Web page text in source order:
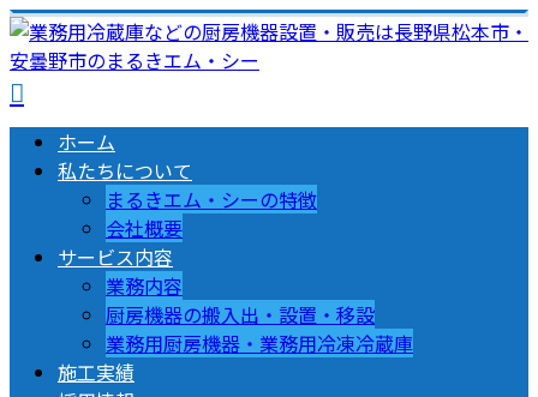
ホーム
私たちについて
まるきエム・シーの特徴
会社概要
サービス内容
業務内容
厨房機器の搬入出・設置・移設
業務用厨房機器・業務用冷凍冷蔵庫
施工実績